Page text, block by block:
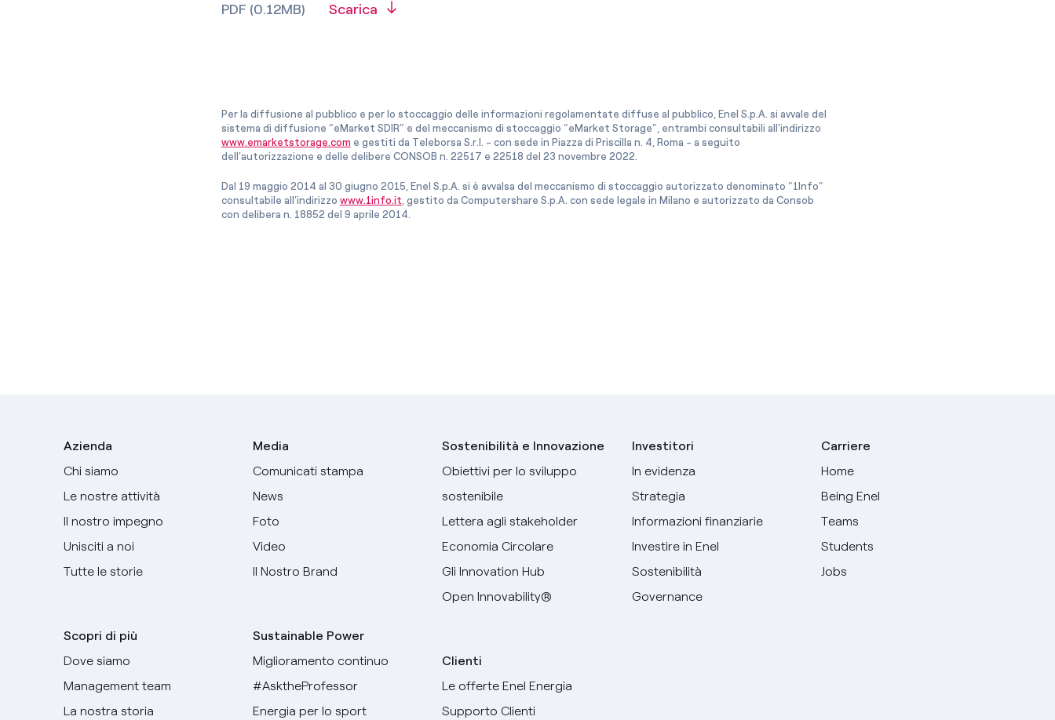
PDF (0.12MB)
Scarica
Per la diffusione al pubblico e per lo stoccaggio delle informazioni regolamentate diffuse al pubblico, Enel S.p.A. si avvale del
sistema di diffusione “eMarket SDIR” e del meccanismo di stoccaggio “eMarket Storage”, entrambi consultabili all’indirizzo
www.emarketstorage.com e gestiti da Teleborsa S.r.l. - con sede in Piazza di Priscilla n. 4, Roma - a seguito
dell'autorizzazione e delle delibere CONSOB n. 22517 e 22518 del 23 novembre 2022.
Dal 19 maggio 2014 al 30 giugno 2015, Enel S.p.A. si è avvalsa del meccanismo di stoccaggio autorizzato denominato “1Info”
consultabile all’indirizzo www.1info.it, gestito da Computershare S.p.A. con sede legale in Milano e autorizzato da Consob
con delibera n. 18852 del 9 aprile 2014.
Azienda
Chi siamo
Le nostre attività
Il nostro impegno
Unisciti a noi
Tutte le storie
Scopri di più
Dove siamo
Management team
La nostra storia
Media
Comunicati stampa
News
Foto
Video
Il Nostro Brand
Sustainable Power
Miglioramento continuo
#AsktheProfessor
Energia per lo sport
Sostenibilità e Innovazione
Obiettivi per lo sviluppo
sostenibile
Lettera agli stakeholder
Economia Circolare
Gli Innovation Hub
Open Innovability®
Clienti
Le offerte Enel Energia
Supporto Clienti
Investitori
In evidenza
Strategia
Informazioni finanziarie
Investire in Enel
Sostenibilità
Governance
Carriere
Home
Being Enel
Teams
Students
Jobs